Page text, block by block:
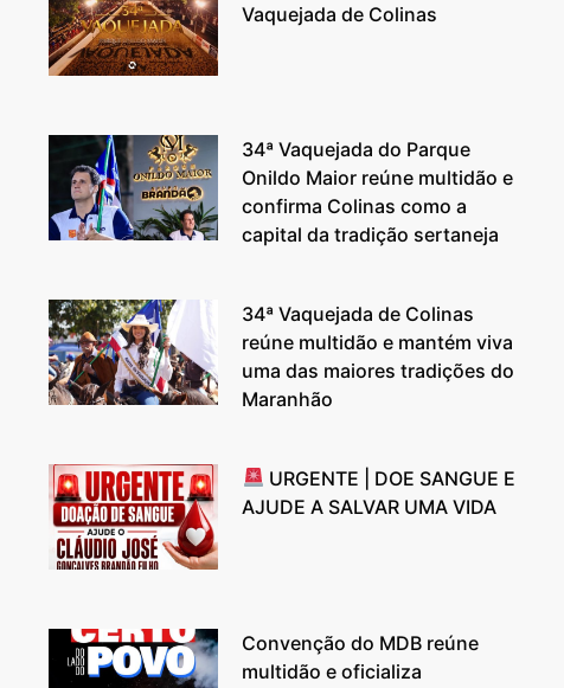
Vaquejada de Colinas
34ª Vaquejada do Parque
Onildo Maior reúne multidão e
confirma Colinas como a
capital da tradição sertaneja
34ª Vaquejada de Colinas
reúne multidão e mantém viva
uma das maiores tradições do
Maranhão
URGENTE | DOE SANGUE E
AJUDE A SALVAR UMA VIDA
Convenção do MDB reúne
multidão e oficializa